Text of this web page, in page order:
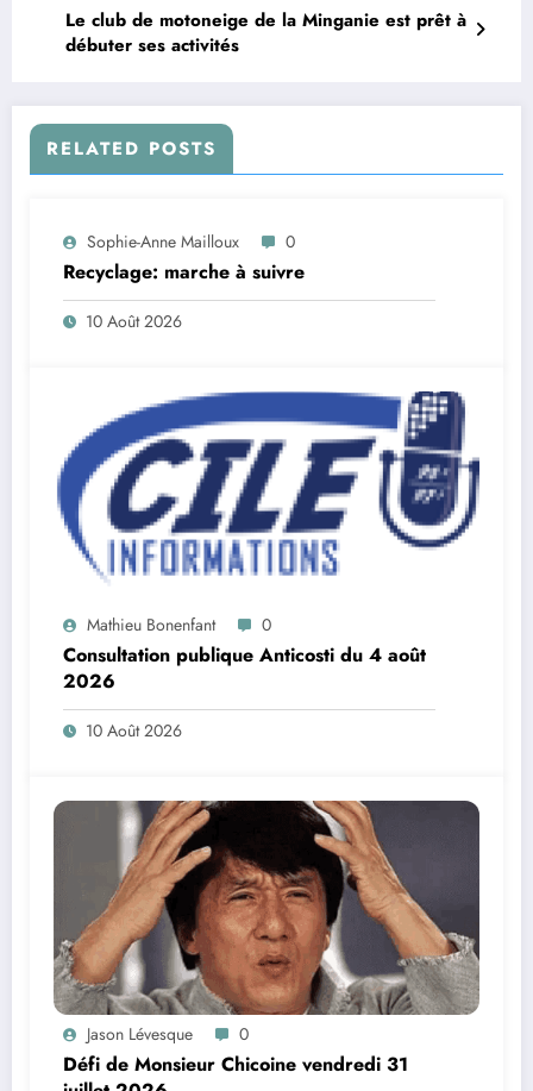
Le club de motoneige de la Minganie est prêt à
débuter ses activités
RELATED POSTS
Sophie-Anne Mailloux 0
Recyclage: marche à suivre
10 Août 2026
Mathieu Bonenfant 0
Consultation publique Anticosti du 4 août
2026
10 Août 2026
Jason Lévesque 0
Défi de Monsieur Chicoine vendredi 31